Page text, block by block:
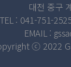
대전 중구
TEL : 041-751-
EMAIL :
ⓒ 2022